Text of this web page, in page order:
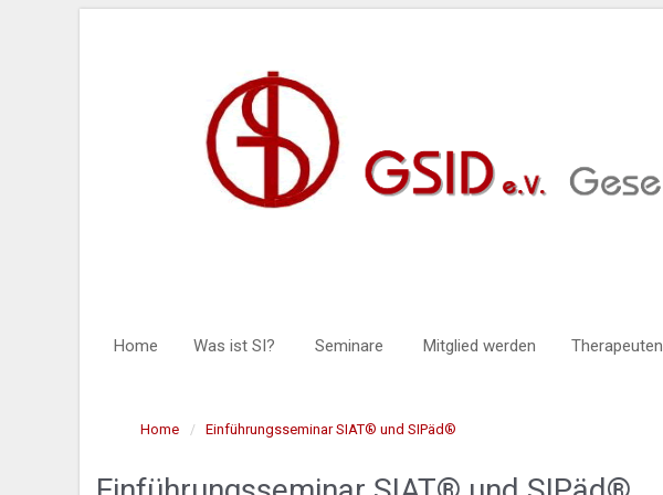
Home Was ist SI? Seminare Mitglied werden Therapeuten
Home Einführungsseminar SIAT® und SIPäd®